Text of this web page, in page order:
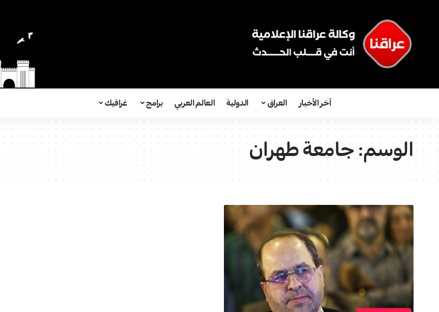
آخر الأخبار العراق الدولية العالم العربي برامج غرافيك
الوسم:جامعة طهران